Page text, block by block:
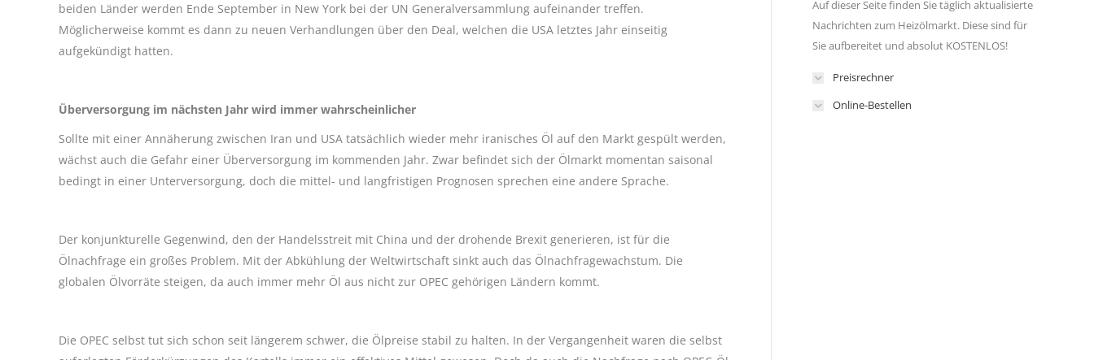
beiden Länder werden Ende September in New York bei der UN Generalversammlung aufeinander treffen.
Möglicherweise kommt es dann zu neuen Verhandlungen über den Deal, welchen die USA letztes Jahr einseitig
aufgekündigt hatten.
Überversorgung im nächsten Jahr wird immer wahrscheinlicher
Sollte mit einer Annäherung zwischen Iran und USA tatsächlich wieder mehr iranisches Öl auf den Markt gespült werden,
wächst auch die Gefahr einer Überversorgung im kommenden Jahr. Zwar befindet sich der Ölmarkt momentan saisonal
bedingt in einer Unterversorgung, doch die mittel- und langfristigen Prognosen sprechen eine andere Sprache.
Der konjunkturelle Gegenwind, den der Handelsstreit mit China und der drohende Brexit generieren, ist für die
Ölnachfrage ein großes Problem. Mit der Abkühlung der Weltwirtschaft sinkt auch das Ölnachfragewachstum. Die
globalen Ölvorräte steigen, da auch immer mehr Öl aus nicht zur OPEC gehörigen Ländern kommt.
Die OPEC selbst tut sich schon seit längerem schwer, die Ölpreise stabil zu halten. In der Vergangenheit waren die selbst
Auf dieser Seite finden Sie täglich aktualisierte
Nachrichten zum Heizölmarkt. Diese sind für
Sie aufbereitet und absolut KOSTENLOS!
Preisrechner
Online-Bestellen